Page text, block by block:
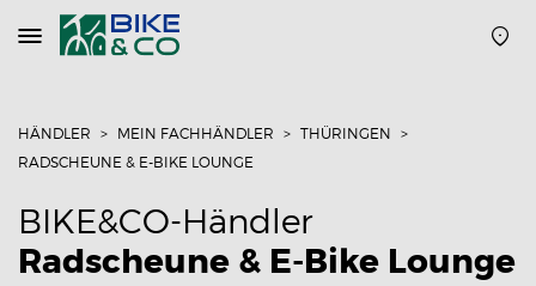
Navigation
öffnen
HÄNDLER MEIN FACHHÄNDLER
THÜRINGEN
RADSCHEUNE & E-BIKE LOUNGE
BIKE&CO-Händler
Radscheune & E-Bike Lounge